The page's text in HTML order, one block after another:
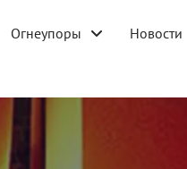
Огнеупоры Новости